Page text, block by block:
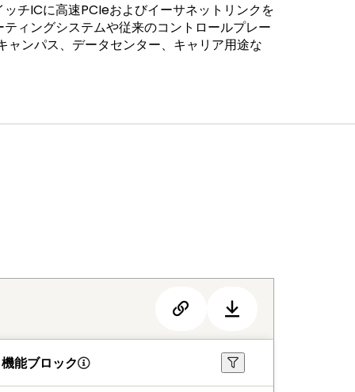
チICに高速PCIeおよびイーサネットリンクを
ィングシステムや従来のコントロールプレー
ンパス、データセンター、キャリア用途な
機能ブロック